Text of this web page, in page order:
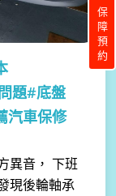
題#底盤
汽車保修
異音， 下班
現後輪軸承
保障預約